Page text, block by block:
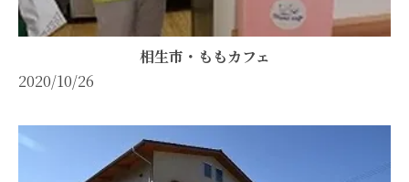
相生市・ももカフェ
2020/10/26